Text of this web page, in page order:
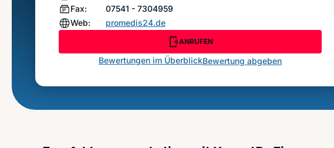
Fax:
07541 - 7304959
Web:
promedis24.de
ANRUFEN
Bewertungen im ÜberblickBewertung abgeben